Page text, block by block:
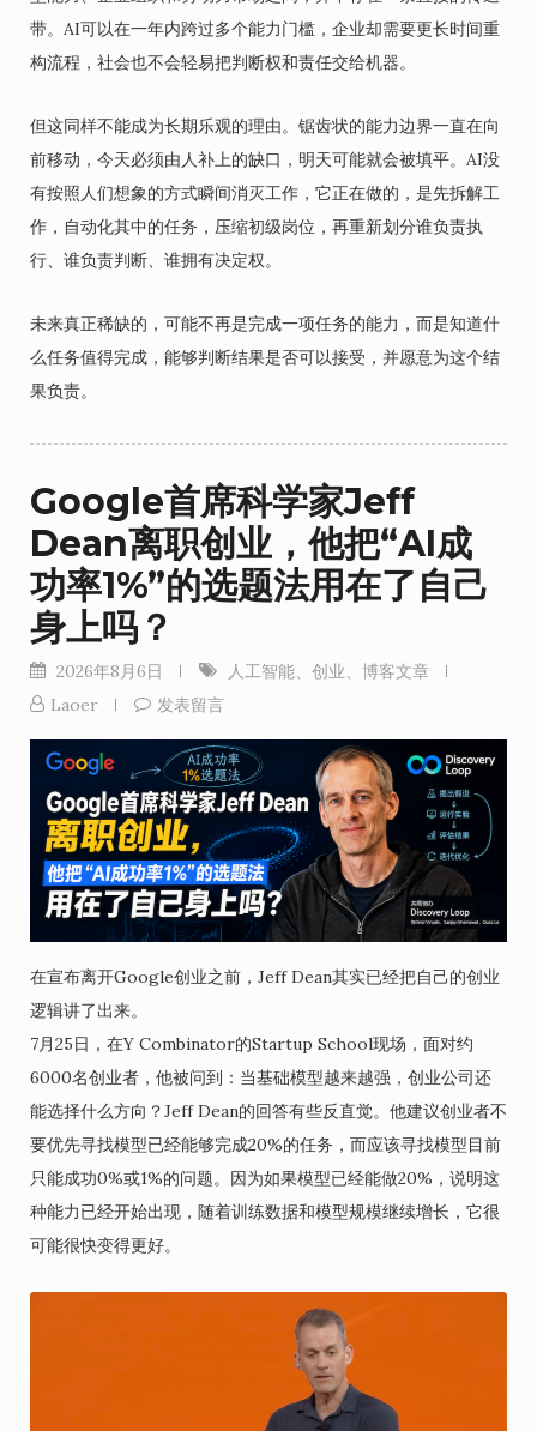
带。AI可以在一年内跨过多个能力门槛，企业却需要更长时间重
构流程，社会也不会轻易把判断权和责任交给机器。
但这同样不能成为长期乐观的理由。锯齿状的能力边界一直在向
前移动，今天必须由人补上的缺口，明天可能就会被填平。AI没
有按照人们想象的方式瞬间消灭工作，它正在做的，是先拆解工
作，自动化其中的任务，压缩初级岗位，再重新划分谁负责执
行、谁负责判断、谁拥有决定权。
未来真正稀缺的，可能不再是完成一项任务的能力，而是知道什
么任务值得完成，能够判断结果是否可以接受，并愿意为这个结
果负责。
Google首席科学家Jeff
Dean离职创业，他把“AI成
功率1%”的选题法用在了自己
身上吗？
2026年8月6日 人工智能、 创业、 博客文章
Laoer
发表留言
在宣布离开Google创业之前，Jeff Dean其实已经把自己的创业
逻辑讲了出来。
7月25日，在Y Combinator的Startup School现场，面对约
6000名创业者，他被问到：当基础模型越来越强，创业公司还
能选择什么方向？Jeff Dean的回答有些反直觉。他建议创业者不
要优先寻找模型已经能够完成20%的任务，而应该寻找模型目前
只能成功0%或1%的问题。因为如果模型已经能做20%，说明这
种能力已经开始出现，随着训练数据和模型规模继续增长，它很
可能很快变得更好。